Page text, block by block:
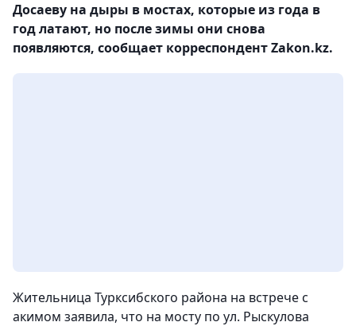
Досаеву на дыры в мостах, которые из года в
год латают, но после зимы они снова
появляются, сообщает корреспондент Zakon.kz.
Жительница Турксибского района на встрече с
акимом заявила, что на мосту по ул. Рыскулова